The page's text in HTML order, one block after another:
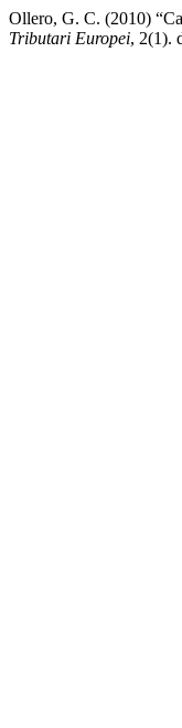
Ollero, G. C. (2010)
Tributari Europei, 2(1).